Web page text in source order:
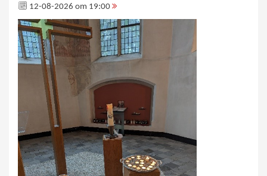
12-08-2026 om 19:00